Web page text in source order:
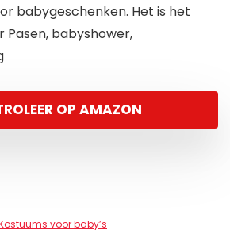
babygeschenken. Het is het
Pasen, babyshower,
OP AMAZON
voor baby’s